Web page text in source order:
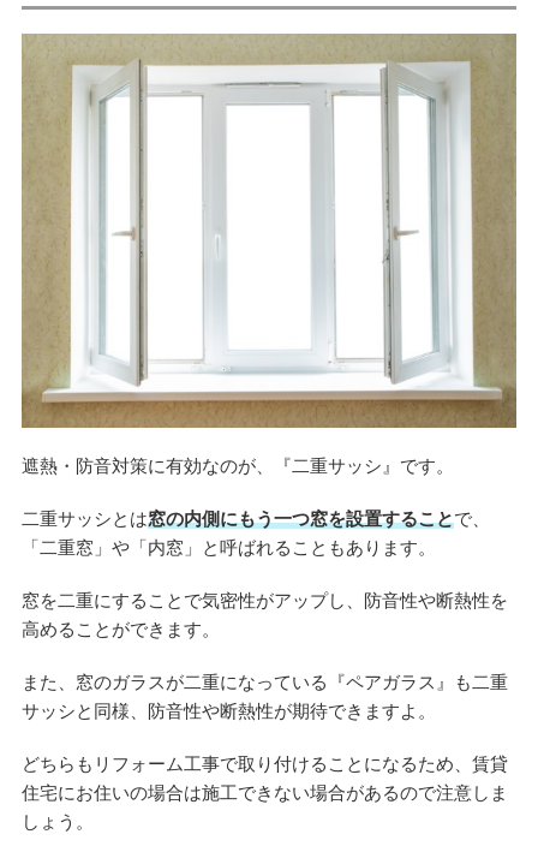
遮熱・防音対策に有効なのが、『二重サッシ』です。
二重サッシとは窓の内側にもう一つ窓を設置することで、
「二重窓」や「内窓」と呼ばれることもあります。
窓を二重にすることで気密性がアップし、防音性や断熱性を
高めることができます。
また、窓のガラスが二重になっている『ペアガラス』も二重
サッシと同様、防音性や断熱性が期待できますよ。
どちらもリフォーム工事で取り付けることになるため、賃貸
住宅にお住いの場合は施工できない場合があるので注意しま
しょう。